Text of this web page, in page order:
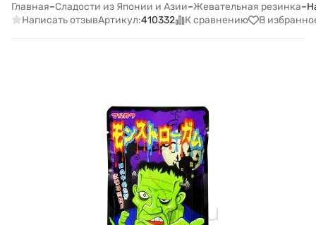
Главная–Сладости из Японии и Азии–Жевательная резинка–
Написать отзывАртикул:410332 К сравнению В